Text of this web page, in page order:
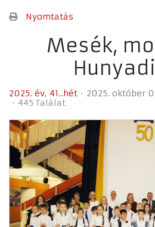
Nyomtatás
Mesék,
2025. év 41..hét
2025. október
445 Találat